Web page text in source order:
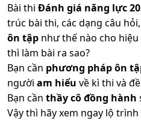
Bài thi Đánh giá năng lực
trúc bài thi, các dạng câu
ôn tập như thế nào cho
thì làm bài ra sao?
Bạn cần phương pháp ôn
người am hiểu về kì thi và
Bạn cần thầy cô đồng hành
Vậy thì hãy xem ngay lộ